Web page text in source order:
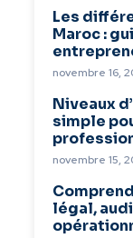
Les
Maroc :
novembre 16,
Niveaux
simple
novembre 15,
légal,